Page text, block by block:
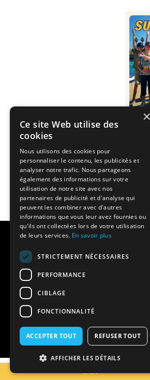
Notre histoire
Nos engagements
Charte qualité
Projet des séjours adaptés
Assurances annulation
C.G.V
×
Ce site Web utilise des
cookies
Nous utilisons des cookies pour
personnaliser le contenu, les publicités et
analyser notre trafic. Nous partageons
également des informations sur votre
utilisation de notre site avec nos
partenaires de publicité et d'analyse qui
peuvent les combiner avec d'autres
informations que vous leur avez fournies ou
qu'ils ont collectées lors de votre utilisation
de leurs services. En savoir plus
STRICTEMENT NÉCESSAIRES
PERFORMANCE
CIBLAGE
FONCTIONNALITÉ
ACCEPTER TOUT REFUSER TOUT
AFFICHER LES DÉTAILS